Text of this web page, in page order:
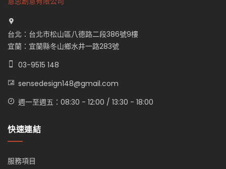
台北：台北市松山區八德路二段386號9樓
宜蘭：宜蘭縣冬山鄉水井一路283號
03-9515 148
sensedesign148@gmail.com
週一至週五：08:30 - 12:00 / 13:30 - 18:00
快速連結
服務項目